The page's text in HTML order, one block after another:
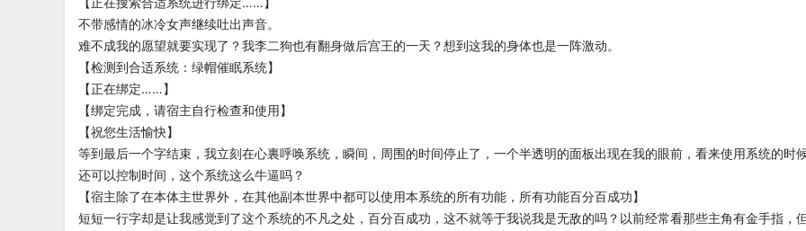
不带感情的冰冷女声继续吐出声音。
难不成我的愿望就要实现了？我李二狗也有翻身做后宫王的一天？想到这我的身体也是一阵激动。
【检测到合适系统：绿帽催眠系统】
【正在绑定……】
【绑定完成，请宿主自行检查和使用】
【祝您生活愉快】
等到最后一个字结束，我立刻在心裏呼唤系统，瞬间，周围的时间停止了，一个半透明的面板出现在我的眼前，看来使用系统的时
还可以控制时间，这个系统这么牛逼吗？
【宿主除了在本体主世界外，在其他副本世界中都可以使用本系统的所有功能，所有功能百分百成功】
短短一行字却是让我感觉到了这个系统的不凡之处，百分百成功，这不就等于我说我是无敌的吗？以前经常看那些主角有金手指，